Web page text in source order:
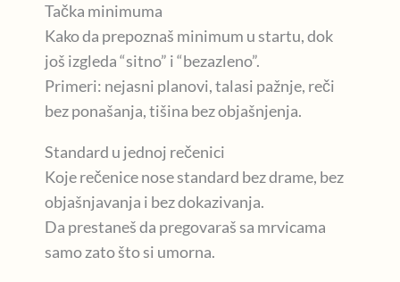
Tačka minimuma
Kako da prepoznaš minimum u startu, dok
još izgleda “sitno” i “bezazleno”.
Primeri: nejasni planovi, talasi pažnje, reči
bez ponašanja, tišina bez objašnjenja.
Standard u jednoj rečenici
Koje rečenice nose standard bez drame, bez
objašnjavanja i bez dokazivanja.
Da prestaneš da pregovaraš sa mrvicama
samo zato što si umorna.